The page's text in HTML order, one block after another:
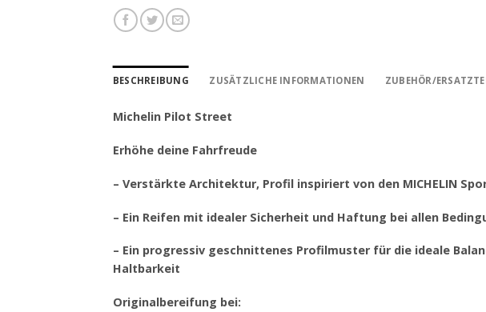
BESCHREIBUNG ZUSÄTZLICHE INFORMATIONEN ZUBEHÖR/
Michelin Pilot Street
Erhöhe deine Fahrfreude
– Verstärkte Architektur, Profil inspiriert von den MICHELIN
– Ein Reifen mit idealer Sicherheit und Haftung bei allen
– Ein progressiv geschnittenes Profilmuster für die ideale
Haltbarkeit
Originalbereifung bei: